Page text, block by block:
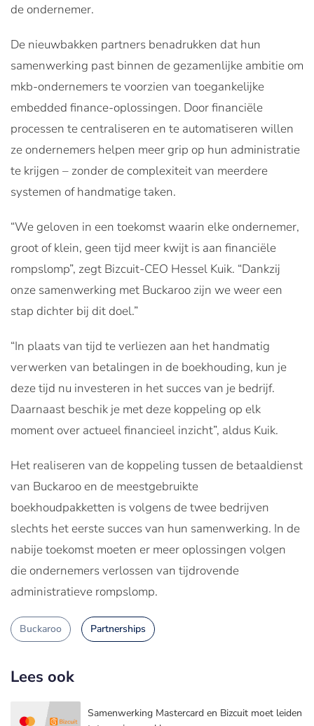
de ondernemer.
De nieuwbakken partners benadrukken dat hun
samenwerking past binnen de gezamenlijke ambitie om
mkb-ondernemers te voorzien van toegankelijke
embedded finance-oplossingen. Door financiële
processen te centraliseren en te automatiseren willen
ze ondernemers helpen meer grip op hun administratie
te krijgen – zonder de complexiteit van meerdere
systemen of handmatige taken.
“We geloven in een toekomst waarin elke ondernemer,
groot of klein, geen tijd meer kwijt is aan financiële
rompslomp”, zegt Bizcuit-CEO Hessel Kuik. “Dankzij
onze samenwerking met Buckaroo zijn we weer een
stap dichter bij dit doel.”
“In plaats van tijd te verliezen aan het handmatig
verwerken van betalingen in de boekhouding, kun je
deze tijd nu investeren in het succes van je bedrijf.
Daarnaast beschik je met deze koppeling op elk
moment over actueel financieel inzicht”, aldus Kuik.
Het realiseren van de koppeling tussen de betaaldienst
van Buckaroo en de meestgebruikte
boekhoudpakketten is volgens de twee bedrijven
slechts het eerste succes van hun samenwerking. In de
nabije toekomst moeten er meer oplossingen volgen
die ondernemers verlossen van tijdrovende
administratieve rompslomp.
Buckaroo Partnerships
Lees ook
Samenwerking Mastercard en Bizcuit moet leiden